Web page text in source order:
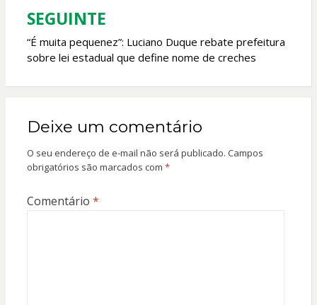
SEGUINTE
“É muita pequenez”: Luciano Duque rebate prefeitura
sobre lei estadual que define nome de creches
Deixe um comentário
O seu endereço de e-mail não será publicado. Campos
obrigatórios são marcados com *
Comentário *